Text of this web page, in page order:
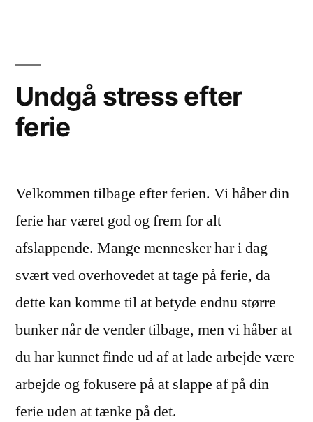
dig
Undgå stress efter
ferie
Velkommen tilbage efter ferien. Vi håber din
ferie har været god og frem for alt
afslappende. Mange mennesker har i dag
svært ved overhovedet at tage på ferie, da
dette kan komme til at betyde endnu større
bunker når de vender tilbage, men vi håber at
du har kunnet finde ud af at lade arbejde være
arbejde og fokusere på at slappe af på din
ferie uden at tænke på det.